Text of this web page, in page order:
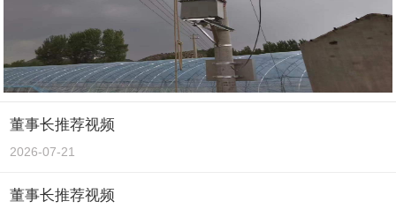
董事长推荐视频
2026-07-21
董事长推荐视频